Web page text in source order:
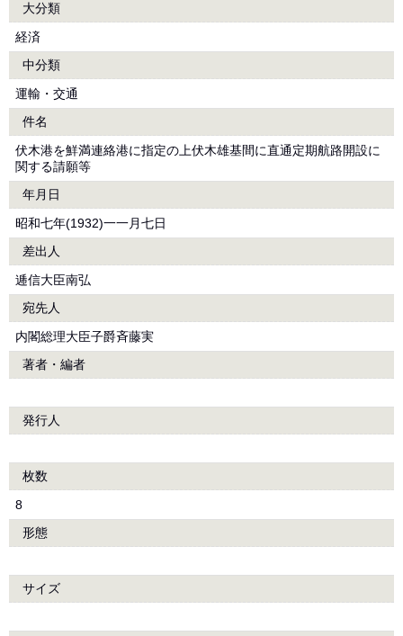
大分類
経済
中分類
運輸・交通
件名
伏木港を鮮満連絡港に指定の上伏木雄基間に直通定期航路開設に
関する請願等
年月日
昭和七年(1932)一一月七日
差出人
逓信大臣南弘
宛先人
内閣総理大臣子爵斉藤実
著者・編者
発行人
枚数
8
形態
サイズ